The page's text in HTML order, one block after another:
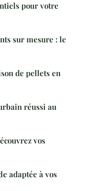
pour votre
sur mesure : le
de pellets en
réussi au
vos
adaptée à vos